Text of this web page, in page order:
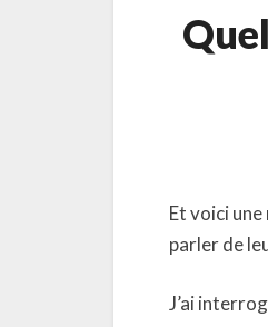
Et voici
parler de
J’ai